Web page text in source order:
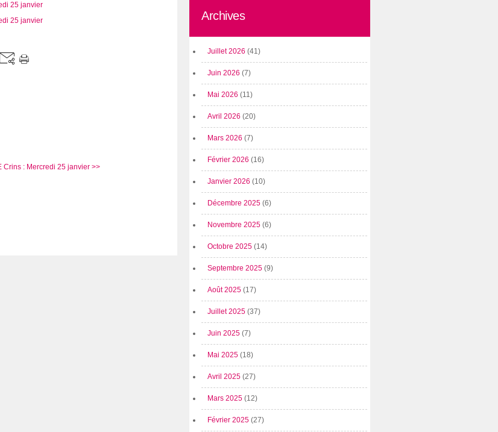
Crins : Mercredi 25 janvier >>
Archives
Juillet 2026 (41)
Juin 2026 (7)
Mai 2026 (11)
Avril 2026 (20)
Mars 2026 (7)
Février 2026 (16)
Janvier 2026 (10)
Décembre 2025 (6)
Novembre 2025 (6)
Octobre 2025 (14)
Septembre 2025 (9)
Août 2025 (17)
Juillet 2025 (37)
Juin 2025 (7)
Mai 2025 (18)
Avril 2025 (27)
Mars 2025 (12)
Février 2025 (27)